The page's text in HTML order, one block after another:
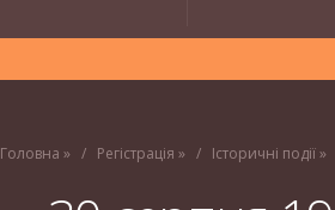
Головна » Регістрація » Історичні події»